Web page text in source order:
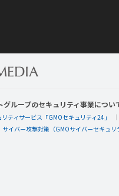
グループのセキュリティ事業につい
ティサービス「GMOセキュリティ24」
サイバー攻撃対策（GMOサイバーセキュリ